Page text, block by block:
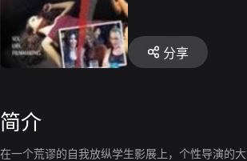
分享
简介
在一个荒谬的自我放纵学生影展上，个性导演的